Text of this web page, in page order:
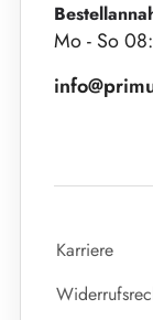
Mo - So
Karriere